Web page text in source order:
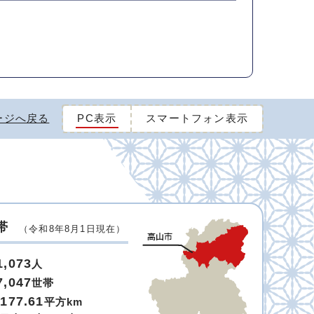
ジへ戻る PC表示 スマートフォン表示
（令和8年8月1日現在）
人
世帯
平方km